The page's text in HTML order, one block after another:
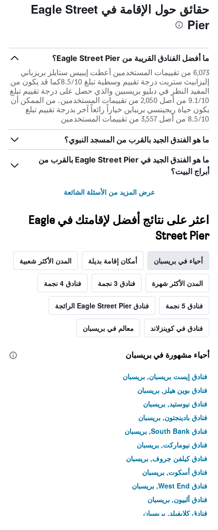
حقائق حول الإقامة في Eagle Street
Pier
ما أفضل الفنادق القريبة من Eagle Street Pier؟
6,073 من تقييمات المستخدمين أعطت إيبيس ستايلز بريزباني
إليزابيث ستريت درجة تقييم وسطية تبلغ 8.5/10كما قد يكون من
المفيد النظر في دبليو بريسبين والذي حصل على درجة تقييم تبلغ
9.1/10 من أصل 2,050 من تقييمات المستخدمين. من الممكن أن
يكون حياة ريجينسي بريباين خياراً رائعاً آخر بدرجة تقييم تبلغ
8.5/10 من أصل 3,557 من تقييمات المستخدمين
ما هو الفندق الجيد بالقرب من المسجد النبوي؟
ما هو الفندق الجيد في Eagle Street Pier بالقرب من
أبراج البيت؟
عرض المزيد من الأسئلة الشائعة
اعثر على نتائج أفضل لإقامتك في Eagle
Street Pier
أحياء في بريسبان أمكان إقامة بديلة المدن الأكثر شعبية
المدن الأكثر شهرة فنادق 3 نجمة فنادق 4 نجمة
فنادق 5 نجمة فنادق Eagle Street Pier الرائجة
فنادق في كوينزلاند معالم في بريسبان
أحياء مشهورة في بريسبان
فنادق إيست بريسبان, بريسبان
فنادق بوين هيلز, بريسبان
فنادق نيوستيد, بريسبان
فنادق بادينجتون, بريسبان
فنادق South Bank, بريسبان
فنادق نيوماركت, بريسبان
فنادق كيلفن جروف, بريسبان
فنادق أسكوت, بريسبان
فنادق West End, بريسبان
فنادق ألبيون, بريسبان
فنادق كلايفيلد, بريسبان